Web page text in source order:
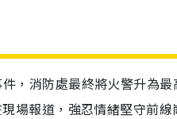
，消防處最終將火警升為
場報道，強忍情緒堅守前